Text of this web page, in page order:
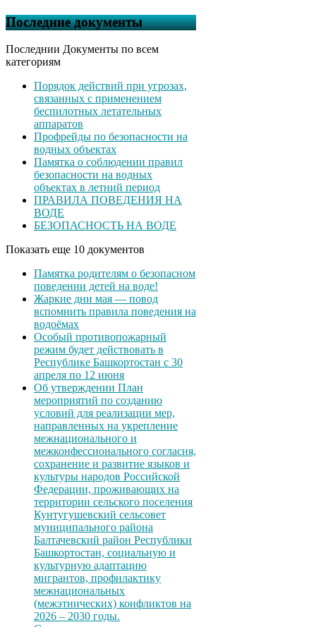
Последние документы
Последнии Документы по всем
категориям
Порядок действий при угрозах,
связанных с применением
беспилотных летательных
аппаратов
Профрейды по безопасности на
водных объектах
Памятка о соблюдении правил
безопасности на водных
объектах в летний период
ПРАВИЛА ПОВЕДЕНИЯ НА
ВОДЕ
БЕЗОПАСНОСТЬ НА ВОДЕ
Показать еще 10 документов
Памятка родителям о безопасном
поведении детей на воде!
Жаркие дни мая — повод
вспомнить правила поведения на
водоёмах
Особый противопожарный
режим будет действовать в
Республике Башкортостан с 30
апреля по 12 июня
Об утверждении План
мероприятий по созданию
условий для реализации мер,
направленных на укрепление
межнационального и
межконфессионального согласия,
сохранение и развитие языков и
культуры народов Российской
Федерации, проживающих на
территории сельского поселения
Кунтугушевский сельсовет
муниципального района
Балтачевский район Республики
Башкортостан, социальную и
культурную адаптацию
мигрантов, профилактику
межнациональных
(межэтнических) конфликтов на
2026 – 2030 годы.